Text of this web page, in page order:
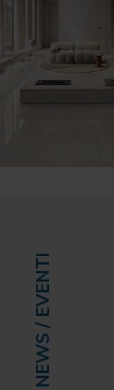
NEWS / EVENTI